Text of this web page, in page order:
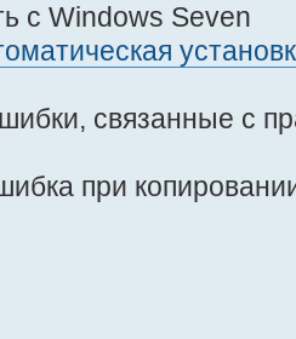
с Windows Seven
связанные с
при